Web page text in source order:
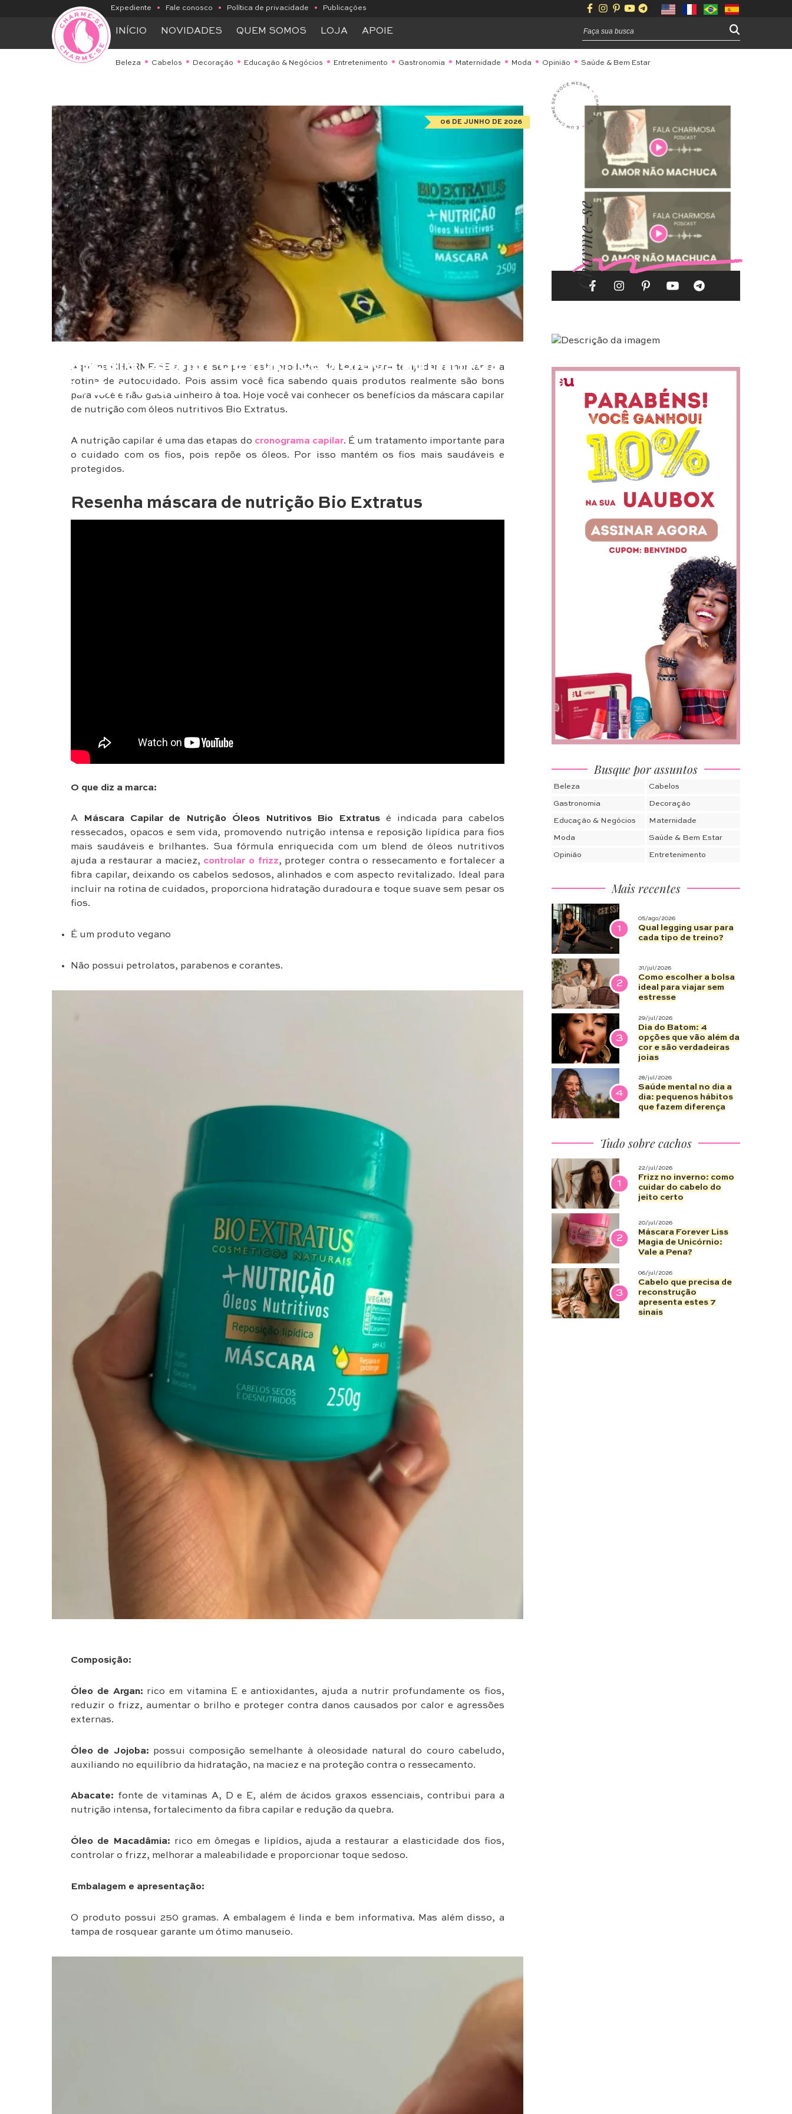
Expediente • Fale conosco • Política de privacidade • Publicações
INÍCIO NOVIDADES QUEM SOMOS LOJA APOIE
Beleza Cabelos Decoração Educação & Negócios Entretenimento Gastronomia Maternidade Moda Opinião Saúde & Bem Estar
Máscara capilar de nutrição óleos nutritivos
Bio Extratus
06 DE JUNHO DE 2026
Aqui na CHARME-SE a gente sempre testa produtos de beleza para te ajudar a montar sua
rotina de autocuidado. Pois assim você fica sabendo quais produtos realmente são bons
para você e não gasta dinheiro à toa. Hoje você vai conhecer os benefícios da máscara capilar
de nutrição com óleos nutritivos Bio Extratus.
A nutrição capilar é uma das etapas do cronograma capilar. É um tratamento importante para
o cuidado com os fios, pois repõe os óleos. Por isso mantém os fios mais saudáveis e
protegidos.
Resenha máscara de nutrição Bio Extratus
O que diz a marca:
A Máscara Capilar de Nutrição Óleos Nutritivos Bio Extratus é indicada para cabelos
ressecados, opacos e sem vida, promovendo nutrição intensa e reposição lipídica para fios
mais saudáveis e brilhantes. Sua fórmula enriquecida com um blend de óleos nutritivos
ajuda a restaurar a maciez, controlar o frizz, proteger contra o ressecamento e fortalecer a
fibra capilar, deixando os cabelos sedosos, alinhados e com aspecto revitalizado. Ideal para
incluir na rotina de cuidados, proporciona hidratação duradoura e toque suave sem pesar os
fios.
É um produto vegano
Não possui petrolatos, parabenos e corantes.
Composição:
Óleo de Argan: rico em vitamina E e antioxidantes, ajuda a nutrir profundamente os fios,
reduzir o frizz, aumentar o brilho e proteger contra danos causados por calor e agressões
externas.
Óleo de Jojoba: possui composição semelhante à oleosidade natural do couro cabeludo,
auxiliando no equilíbrio da hidratação, na maciez e na proteção contra o ressecamento.
Abacate: fonte de vitaminas A, D e E, além de ácidos graxos essenciais, contribui para a
nutrição intensa, fortalecimento da fibra capilar e redução da quebra.
Óleo de Macadâmia: rico em ômegas e lipídios, ajuda a restaurar a elasticidade dos fios,
controlar o frizz, melhorar a maleabilidade e proporcionar toque sedoso.
Embalagem e apresentação:
O produto possui 250 gramas. A embalagem é linda e bem informativa. Mas além disso, a
tampa de rosquear garante um ótimo manuseio.
Charme-se
Busque por assuntos
Beleza Cabelos
Gastronomia Decoração
Educação & Negócios Maternidade
Moda Saúde & Bem Estar
Opinião Entretenimento
Mais recentes
1
05/ago/2026
Qual legging usar para
cada tipo de treino?
2
31/jul/2026
Como escolher a bolsa
ideal para viajar sem
estresse
3
29/jul/2026
Dia do Batom: 4
opções que vão além da
cor e são verdadeiras
joias
4
28/jul/2026
Saúde mental no dia a
dia: pequenos hábitos
que fazem diferença
Tudo sobre cachos
1
22/jul/2026
Frizz no inverno: como
cuidar do cabelo do
jeito certo
2
20/jul/2026
Máscara Forever Liss
Magia de Unicórnio:
Vale a Pena?
3
06/jul/2026
Cabelo que precisa de
reconstrução
apresenta estes 7
sinais